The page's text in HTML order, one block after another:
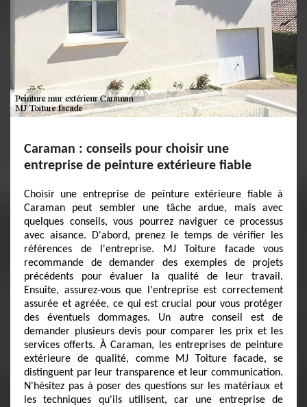
Caraman : conseils pour choisir une
entreprise de peinture extérieure fiable
Choisir une entreprise de peinture extérieure fiable à
Caraman peut sembler une tâche ardue, mais avec
quelques conseils, vous pourrez naviguer ce processus
avec aisance. D'abord, prenez le temps de vérifier les
références de l'entreprise. MJ Toiture facade vous
recommande de demander des exemples de projets
précédents pour évaluer la qualité de leur travail.
Ensuite, assurez-vous que l'entreprise est correctement
assurée et agréée, ce qui est crucial pour vous protéger
des éventuels dommages. Un autre conseil est de
demander plusieurs devis pour comparer les prix et les
services offerts. À Caraman, les entreprises de peinture
extérieure de qualité, comme MJ Toiture facade, se
distinguent par leur transparence et leur communication.
N'hésitez pas à poser des questions sur les matériaux et
les techniques qu'ils utilisent, car une entreprise de